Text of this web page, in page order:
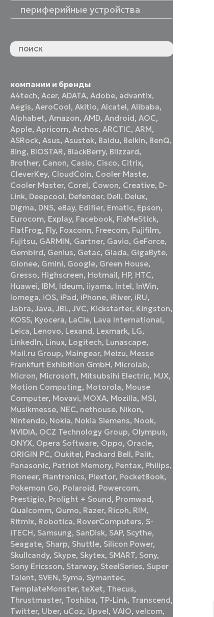
периферийные устройства
компании и бренды
A4tech,Acer,ADATA,Adobe, advantix,
Aegis,AeroCool,Akitio,Alcatel,Alibaba,
Alphabet,Amazon,AMD,Android,AOC,
Apple,Apricorn,Archos,ARCTIC,ARM,
ASRock,Asus,Asustek, Baidu, Belkin, BenQ,
Bing, BIOSTAR, BlackBerry, Blizzard,
Brother, Canon, Casio, Cisco, Citrix,
CleverKey, CloudCoin, Cooler Maste,
Cooler Master, Corel, Cowon, Creative, D-
Link, Deepcool, Defender, Dell, Delux,
Digma, DNS, eBay, Edifier, Ematic, Epson,
Eurocom, Explay, Facebook, FixMeStick,
FlatFrog, Fly, Foxconn, Freecom, Fujifilm,
Fujitsu, GARMIN, Gartner, Gavio, GeForce,
Gembird, Genius, Getac, Giada, GigaByte,
Gionee, Gmini, Google, Green House,
Gresso, Highscreen, Hotmail, HP, HTC,
Huawei, IBM, Ideum, iiyama, Intel, InWin,
Iomega, iOS, iPad, iPhone, iRiver, iRU,
Jabra,Java,JBL,JVC, Kickstarter, Kingston,
KOSS, Kyocera, LaCie, Lava International,
Leica, Lenovo, Lexand, Lexmark, LG,
LinkedIn, Linux, Logitech, Lunascape,
Mail.ru Group, Maingear, Meizu, Messe
Frankfurt Exhibition GmbH, Microlab,
Micron, Microsoft, Mitsubsihi Electric, MJX,
Motion Computing, Motorola, Mouse
Computer, Movavi, MOXA, Mozilla, MSI,
Musikmesse, NEC, nethouse, Nikon,
Nintendo, Nokia, Nokia Siemens, Nook,
NVIDIA, OCZ Technology Group, Olympus,
ONYX, Opera Software, Oppo, Oracle,
ORIGIN PC, Oukitel, Packard Bell, Palit,
Panasonic, Patriot Memory, Pentax, Philips,
Pioneer, Plantronics, Plextor, PocketBook,
Pokemon Go, Polaroid, Powercom,
Prestigio, Prolight + Sound, Promwad,
Qualcomm, Qumo, Razer, Ricoh, RIM,
Ritmix, Robotica, RoverComputers, S-
iTECH, Samsung, SanDisk, SAP, Scythe,
Seagate, Sharp, Shuttle, Silicon Power,
Skullcandy, Skype, Skytex, SMART, Sony,
Sony Ericsson, Starway, SteelSeries, Super
Talent, SVEN, Syma, Symantec,
TemplateMonster,teXet, Thecus,
Thrustmaster, Toshiba, TP-Link, Transcend,
Twitter, Uber, uCoz, Upvel,VAIO,velcom,